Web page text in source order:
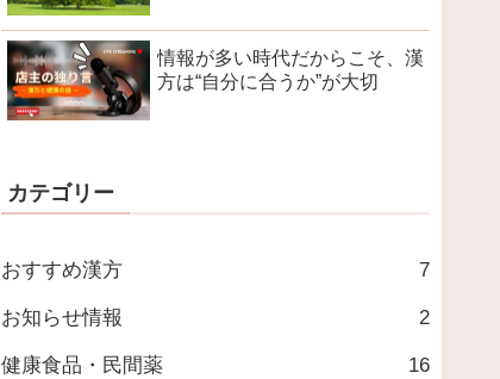
情報が多い時代だからこそ、漢
方は“自分に合うか”が大切
カテゴリー
おすすめ漢方 7
お知らせ情報 2
健康食品・民間薬 16